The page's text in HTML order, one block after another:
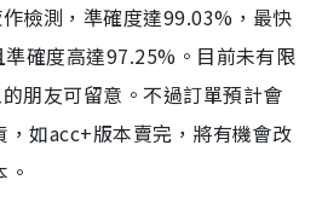
檢測，準確度達99.03%，最快
確度高達97.25%。目前未有限
朋友可留意。不過訂單預計會
如acc+版本賣完，將有機會改